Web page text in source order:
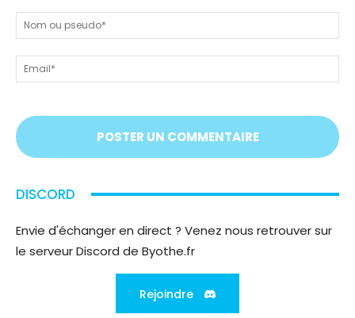
nous
tout
!
On
vous
;)
ou
DISCORD
Envie d'échanger en direct ? Venez nous retrouver sur
le serveur Discord de Byothe.fr
Rejoindre